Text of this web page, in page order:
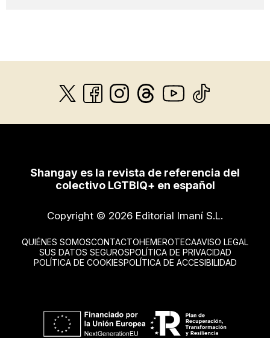
Shangay es la revista de referencia del
colectivo LGTBIQ+ en español
Copyright © 2026 Editorial Imaní S.L.
QUIÉNES SOMOSCONTACTOHEMEROTECAAVISO LEGAL
SUS DATOS SEGUROSPOLÍTICA DE PRIVACIDAD
POLÍTICA DE COOKIESPOLÍTICA DE ACCESIBILIDAD